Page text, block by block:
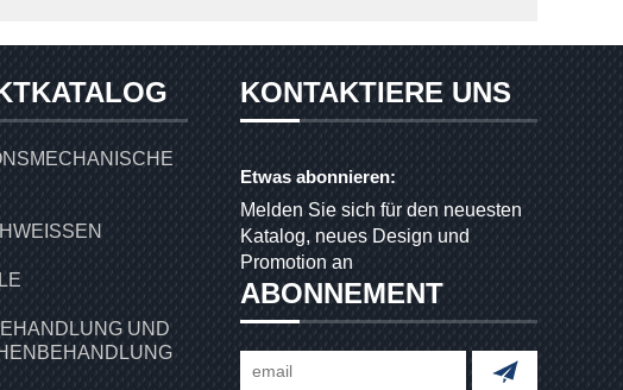
UND
KONTAKTIERE UNS
Etwas abonnieren:
Melden Sie sich für den neuesten
Katalog, neues Design und
Promotion an
ABONNEMENT